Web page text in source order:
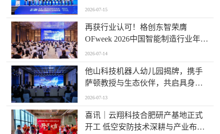
2026-07-15
再获行业认可！格创东智荣膺
OFweek 2026中国智能制造行业年度
卓越领军企业奖
2026-07-14
他山科技机器人幼儿园揭牌，携手
萨顿教授与生态伙伴，共启具身智
能“启蒙时代”
2026-07-13
喜讯｜云翔科技合肥研产基地正式
开工 低空安防技术深耕与产业布局